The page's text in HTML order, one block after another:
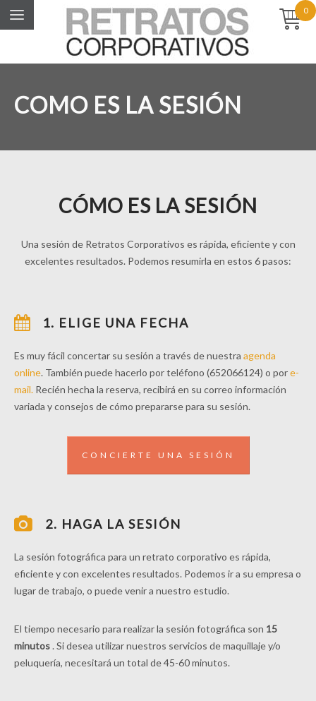
0
COMO ES LA SESIÓN
CÓMO ES LA SESIÓN
Una sesión de Retratos Corporativos es rápida, eficiente y con
excelentes resultados. Podemos resumirla en estos 6 pasos:
1. ELIGE UNA FECHA
Es muy fácil concertar su sesión a través de nuestra agenda
online. También puede hacerlo por teléfono (652066124) o pore-
mail. Recién hecha la reserva, recibirá en su correo información
variada y consejos de cómo prepararse para su sesión.
CONCIERTE UNA SESIÓN
2. HAGA LA SESIÓN
La sesión fotográfica para un retrato corporativo es rápida,
eficiente y con excelentes resultados. Podemos ir a su empresa o
lugar de trabajo, o puede venir a nuestro estudio.
El tiempo necesario para realizar la sesión fotográfica son 15
minutos. Si desea utilizar nuestros servicios de maquillaje y/o
peluquería, necesitará un total de 45-60 minutos.